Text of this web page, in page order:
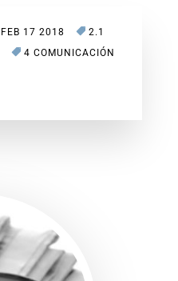
FEB 17 2018
2.1
4 COMUNICACIÓN